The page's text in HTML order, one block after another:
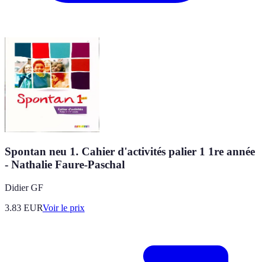
Spontan neu 1. Cahier d'activités palier 1 1re année
- Nathalie Faure-Paschal
Didier GF
3.83 EURVoir le prix